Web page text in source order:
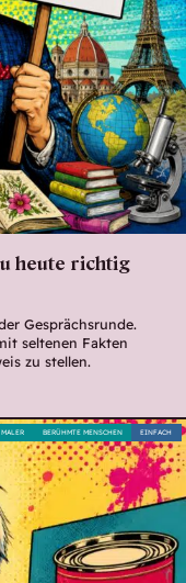
heute richtig
Gesprächsrunde.
seltenen Fakten
zu stellen.
EINFACH
BERÜHMTE MENSCHEN
MALER